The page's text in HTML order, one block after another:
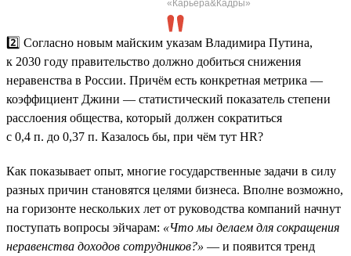
«Карьера&Кадры»
2️⃣ Согласно новым майским указам Владимира Путина,
к 2030 году правительство должно добиться снижения
неравенства в России. Причём есть конкретная метрика —
коэффициент Джини — статистический показатель степени
расслоения общества, который должен сократиться
с 0,4 п. до 0,37 п. Казалось бы, при чём тут HR?
Как показывает опыт, многие государственные задачи в силу
разных причин становятся целями бизнеса. Вполне возможно,
на горизонте нескольких лет от руководства компаний начнут
поступать вопросы эйчарам: «Что мы делаем для сокращения
неравенства доходов сотрудников?» — и появится тренд